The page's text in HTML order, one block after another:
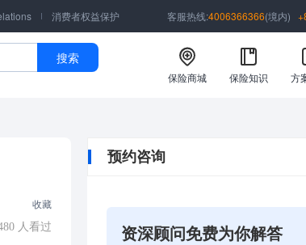
消费者权益保护 客服热线:4006366366(境内)
搜索
保险商城 保险知识 方
收藏
人看过
预约咨询
资深顾问免费为你解答